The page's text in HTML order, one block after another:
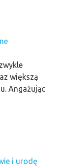
większą
Angażując
i urodę